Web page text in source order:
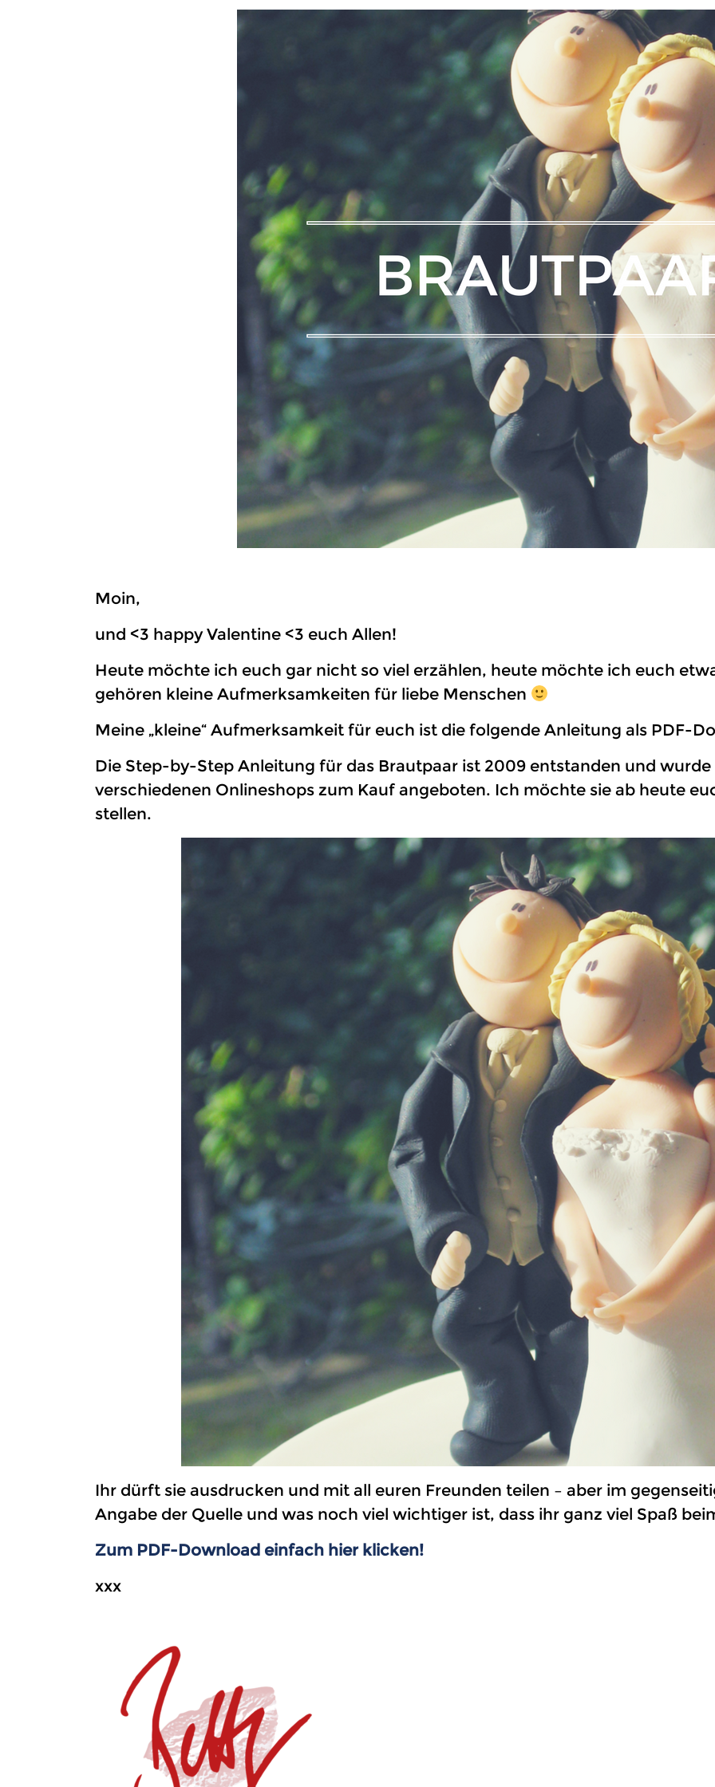
Moin,
und <3 happy Valentine <3 euch Allen!
Heute möchte ich euch gar nicht so viel erzählen, heute möchte ich euch
gehören kleine Aufmerksamkeiten für liebe Menschen
Meine „kleine“ Aufmerksamkeit für euch ist die folgende Anleitung als PDF-
Die Step-by-Step Anleitung für das Brautpaar ist 2009 entstanden und
verschiedenen Onlineshops zum Kauf angeboten. Ich möchte sie ab heute
stellen.
Ihr dürft sie ausdrucken und mit all euren Freunden teilen – aber im
Angabe der Quelle und was noch viel wichtiger ist, dass ihr ganz viel Spaß
Zum PDF-Download einfach hier klicken!
xxx